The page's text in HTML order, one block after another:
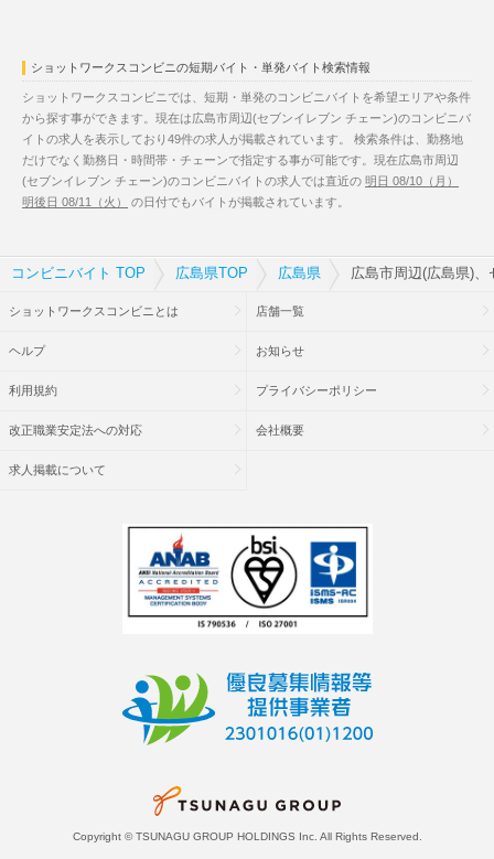
ショットワークスコンビニの短期バイト・単発バイト検索情報
ショットワークスコンビニでは、短期・単発のコンビニバイトを希望エリアや条件
から探す事ができます。現在は広島市周辺(セブンイレブン チェーン)のコンビニバ
イトの求人を表示しており49件の求人が掲載されています。 検索条件は、勤務地
だけでなく勤務日・時間帯・チェーンで指定する事が可能です。現在広島市周辺
(セブンイレブン チェーン)のコンビニバイトの求人では直近の 明日 08/10（月）
明後日 08/11（火）
の日付でもバイトが掲載されています。
コンビニバイト TOP 広島県TOP 広島県 広島市周辺(広島県)
ショットワークスコンビニとは 店舗一覧
ヘルプ お知らせ
利用規約 プライバシーポリシー
改正職業安定法への対応 会社概要
求人掲載について
Copyright © TSUNAGU GROUP HOLDINGS Inc. All Rights Reserved.